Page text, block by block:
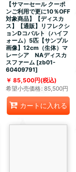
【サマーセール クーポ
ンご利用で更に10％OFF
対象商品】【ディスカ
ス】【通販】リフレクシ
ョンDコバルト（ハイフ
ォーム）5匹【サンプル
画像】12cm（生体）マ
レーシア NAディスカ
スファーム [zb01-
60409791]
85,500円(税込)
希望小売価格 : 85,500円
カートに入れる